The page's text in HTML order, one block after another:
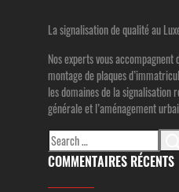
La signalisation de qualité au
Nos experts vous
montage de plaques
les domaines de la signalisation
générale et l’aménagement
Search
for:
COMMENTAIRES RÉCENTS